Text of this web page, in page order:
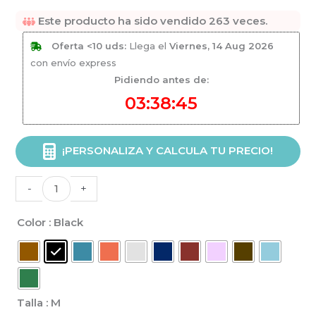
Este producto ha sido vendido 263 veces.
Oferta <10 uds: Llega elViernes, 14 Aug 2026
con envío express
Pidiendo antes de:
03:38:45
¡PERSONALIZA Y CALCULA TU PRECIO!
-
Camiseta
oversize
vintage
unisex
personalizada
+
Color : Black
Talla : M